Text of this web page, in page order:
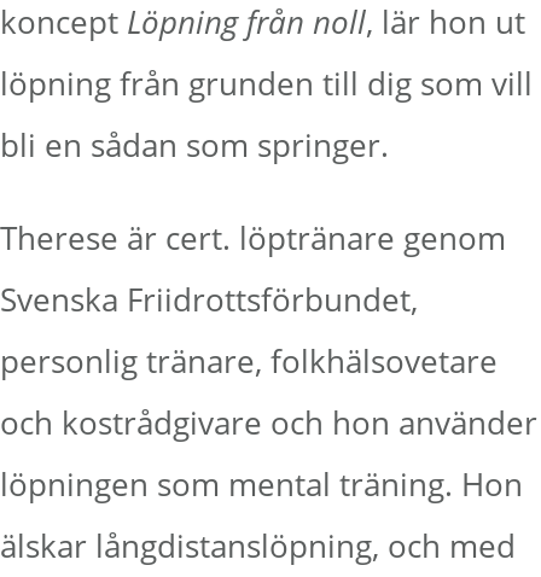
koncept Löpning från noll, lär hon ut
löpning från grunden till dig som vill
bli en sådan som springer.
Therese är cert. löptränare genom
Svenska Friidrottsförbundet,
personlig tränare, folkhälsovetare
och kostrådgivare och hon använder
löpningen som mental träning. Hon
älskar långdistanslöpning, och med